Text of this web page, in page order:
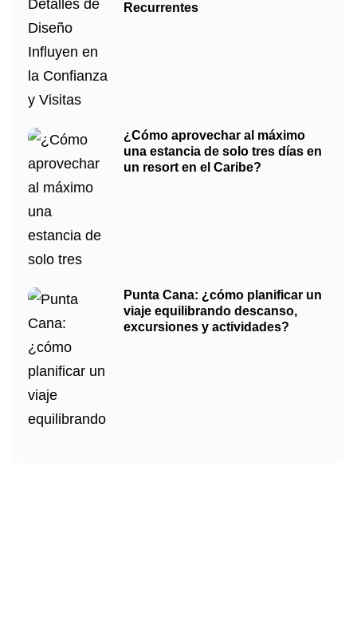
Recurrentes
¿Cómo aprovechar al máximo
una estancia de solo tres días en
un resort en el Caribe?
Punta Cana: ¿cómo planificar un
viaje equilibrando descanso,
excursiones y actividades?